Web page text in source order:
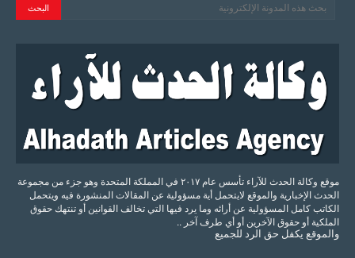
موقع وكالة الحدث للآراء تأسس عام ٢٠١٧ في المملكة المتحدة وهو جزء من مجموعة
الحدث الإخبارية والموقع لايتحمل أية مسؤولية عن المقالات المنشورة فيه ويتحمل
الكاتب كامل المسؤولية عن أرائه وما يرد فيها التي تخالف القوانين أو تنتهك حقوق
الملكية أو حقوق الآخرين أو أي طرف آخر ..
والموقع يكفل حق الرد للجميع